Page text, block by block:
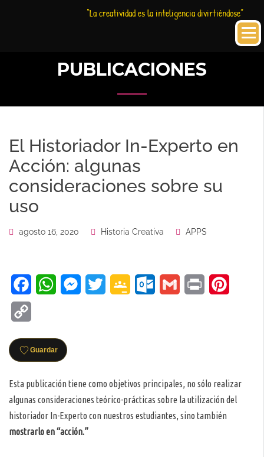
“La creatividad es la inteligencia divirtiéndose”
PUBLICACIONES
El Historiador In-Experto en
Acción: algunas
consideraciones sobre su
uso
agosto 16, 2020 Historia Creativa APPS
FacebookWhatsAppMessenger
Twitter Google Outlook.com
Gmail Print
Guardar
Esta publicación tiene como objetivos principales, no sólo realizar
algunas consideraciones teórico-prácticas sobre la utilización del
historiador In-Experto con nuestros estudiantes, sino también
mostrarlo en “acción.”